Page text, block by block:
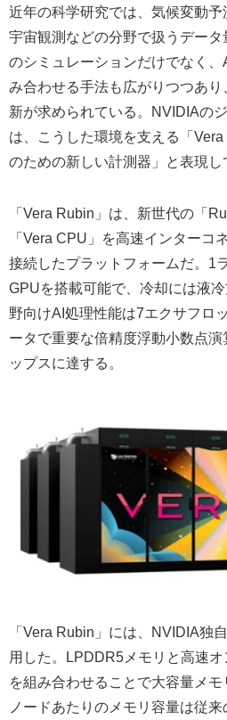
近年の科学研究では、気候変動予
宇宙観測などの分野で扱うデー
のシミュレーションだけでなく、
み合わせる手法も広がりつつあ
新が求められている。NVIDIAの
は、こうした環境を支える「
のための新しい計測器」と表現し
「Vera Rubin」は、新世代の「
「Vera CPU」を高速インターコ
接続したプラットフォームだ。1
GPUを搭載可能で、冷却には液
野向けAI処理性能は7エクサフロ
ータで重要な倍精度浮動小数点
ップスに達する。
「Vera Rubin」には、NVIDIA独
用した。LPDDR5メモリと高速
を組み合わせることで大容量メモ
ノードあたりのメモリ容量は従